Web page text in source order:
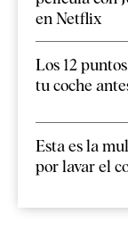
en Netflix
Los 12
tu coche
Esta es la
por lavar el